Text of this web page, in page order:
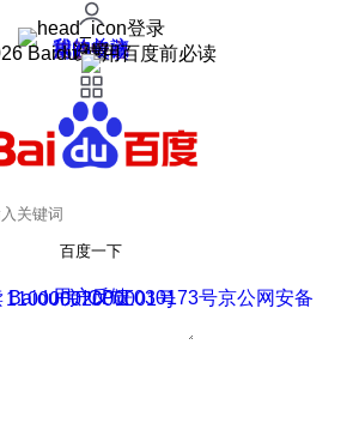
登录
我的关注
我的收藏
皮肤中心
用户反馈
设置
Baidu 使用百度前必读
百度一下
用户反馈
Baidu 京ICP证030173号
京公网安备11000002000001号